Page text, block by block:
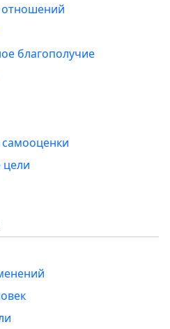
отношений
благополучие
цели